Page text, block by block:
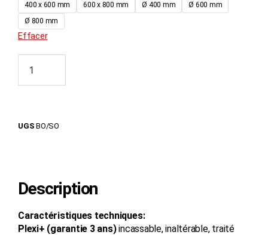
400 x 600 mm 600 x 800 mm Ø 400 mm
Ø 600 mm
Ø 800 mm
Effacer
UGSBO/SO
Description
Caractéristiques techniques:
Plexi+ (garantie 3 ans)incassable, inaltérable, traité